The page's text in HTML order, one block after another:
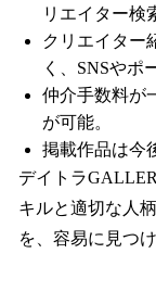
リエイター検
クリエイター
く、SNSやポ
仲介手数料が
が可能。
掲載作品は今
デイトラ
キルと適切な人
を、容易に見つ